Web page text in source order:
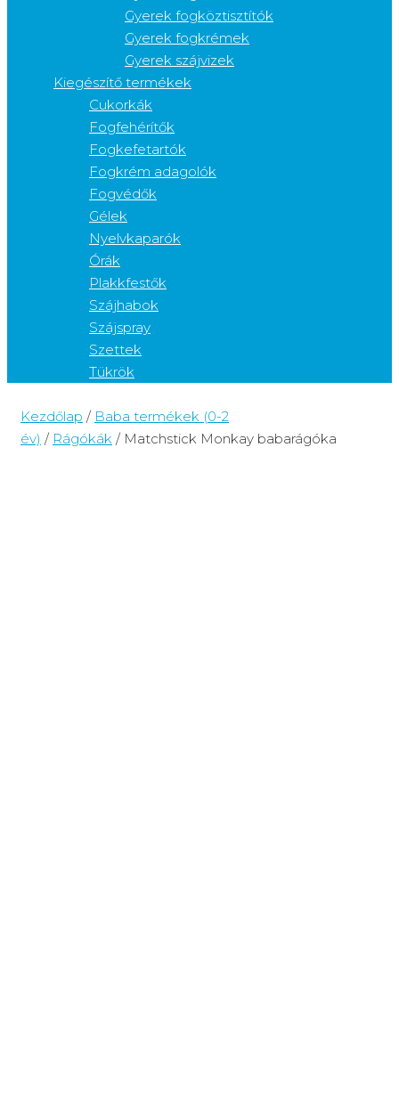
Gyerek fogköztisztítók
Gyerek fogkrémek
Gyerek szájvizek
Kiegészítő termékek
Cukorkák
Fogfehérítők
Fogkefetartók
Fogkrém adagolók
Fogvédők
Gélek
Nyelvkaparók
Órák
Plakkfestők
Szájhabok
Szájspray
Szettek
Tükrök
Kezdőlap / Baba termékek (0-2
év) / Rágókák / Matchstick Monkay babarágóka